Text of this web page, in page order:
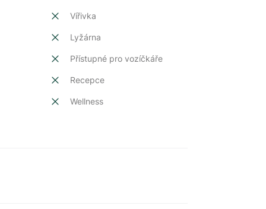
Vířivka
Lyžárna
Přístupné pro vozíčkáře
Recepce
Wellness